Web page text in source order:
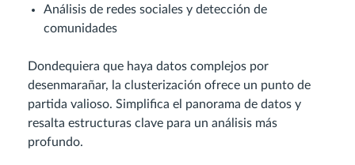
Análisis de redes sociales y detección de
comunidades
Dondequiera que haya datos complejos por
desenmarañar, la clusterización ofrece un punto de
partida valioso. Simplifica el panorama de datos y
resalta estructuras clave para un análisis más
profundo.